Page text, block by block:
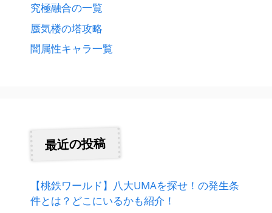
究極融合の一覧
蜃気楼の塔攻略
闇属性キャラ一覧
最近の投稿
【桃鉄ワールド】八大UMAを探せ！の発生条
件とは？どこにいるかも紹介！